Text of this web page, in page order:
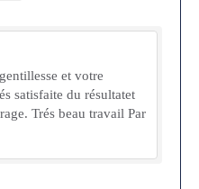
et votre
satisfaite du résultatet
Trés beau travail Par